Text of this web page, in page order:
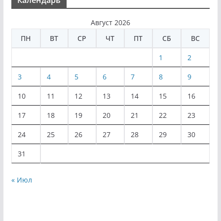
Август 2026
ПН
ВТ СР ЧТ ПТ СБ ВС
1 2
3 4 5 6 7 8 9
10 11 12 13 14 15 16
17 18 19 20 21 22 23
24 25 26 27 28 29 30
31
« Июл